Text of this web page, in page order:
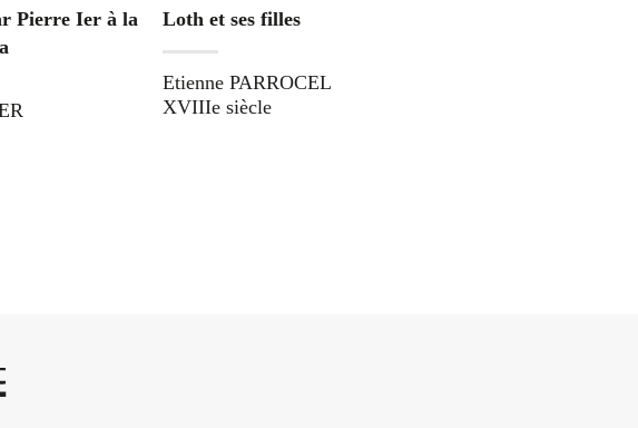
Pierre Ier à la
Loth et ses filles
Etienne PARROCEL
XVIIIe siècle